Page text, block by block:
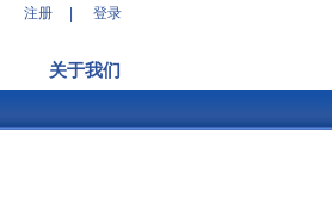
注册 登录
关于我们